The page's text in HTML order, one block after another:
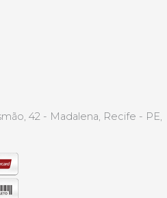
42 - Madalena, Recife - PE,